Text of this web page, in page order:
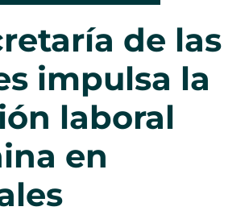
de las
impulsa la
laboral
en